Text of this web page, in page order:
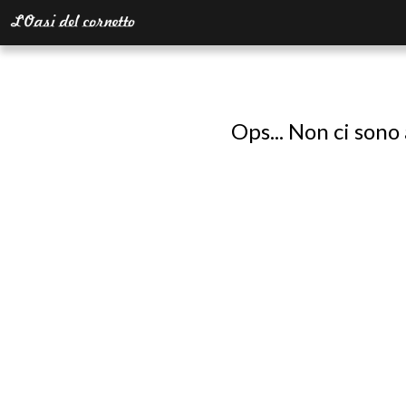
Ops... Non ci